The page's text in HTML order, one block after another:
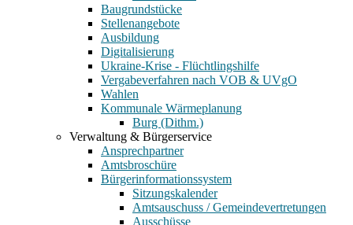
Baugrundstücke
Stellenangebote
Ausbildung
Digitalisierung
Ukraine-Krise - Flüchtlingshilfe
Vergabeverfahren nach VOB & UVgO
Wahlen
Kommunale Wärmeplanung
Burg (Dithm.)
Verwaltung & Bürgerservice
Ansprechpartner
Amtsbroschüre
Bürgerinformationssystem
Sitzungskalender
Amtsauschuss / Gemeindevertretungen
Ausschüsse